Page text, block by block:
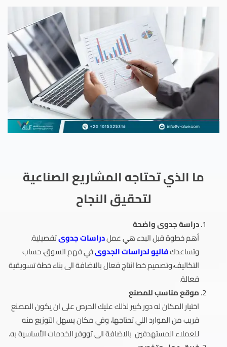
ما الذي تحتاجه المشاريع الصناعية
لتحقيق النجاح
دراسة جدوى واضحة
أهم خطوة قبل البدء هي عملدراسات جدوىتفصيلية.
وتساعدكفاليو لدراسات الجدوىفي فهم السوق، حساب
التكاليف،وتصميم خط انتاج فعال بالاضافة الى بناء خطة تسويقية
فعالة.
موقع مناسب للمصنع
اختيار المكان له دور كبير لذلك عليك الحرص على ان يكون المصنع
قريب من الموارد اللي تحتاجها، وفي مكان يسهل التوزيع منه
للعملاء المستهدفين بالاضافة الى تووفر الخدمات الأساسية به.